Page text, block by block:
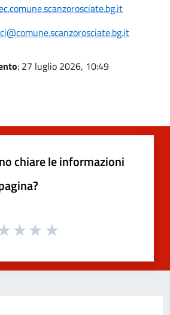
: 27 luglio 2026, 10:49
chiare le informazioni